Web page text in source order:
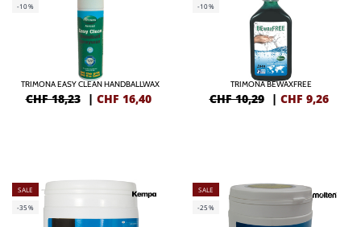
-10%
TRIMONA EASY CLEAN HANDBALLWAX
CHF 18,23 | CHF 16,40
-10%
TRIMONA BEWAXFREE
CHF 10,29 | CHF 9,26
SALE
-35%
SALE
-25%